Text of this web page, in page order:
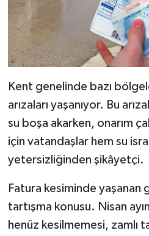
Kent genelinde bazı
arızaları yaşanıyor. Bu
su boşa akarken, onarım
için vatandaşlar hem su
yetersizliğinden şikâyetçi.
Fatura kesiminde yaşanan
tartışma konusu. Nisan
henüz kesilmemesi, zamlı